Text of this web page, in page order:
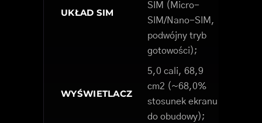
UKŁAD SIM
SIM (Micro-
SIM/Nano-SIM,
podwójny tryb
gotowości);
WYŚWIETLACZ
5,0 cali, 68,9
cm2 (~68,0%
stosunek ekranu
do obudowy);